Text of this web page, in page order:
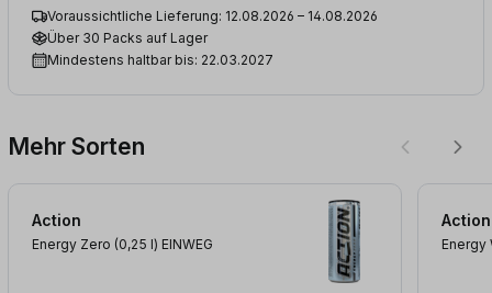
Voraussichtliche Lieferung: 12.08.2026 – 14.08.2026
Über 30 Packs auf Lager
Mindestens haltbar bis: 22.03.2027
Mehr Sorten
Action
Energy Zero (0,25 l) EINWEG
Action